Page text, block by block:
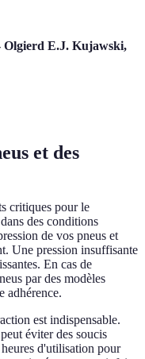
Olgierd E.J. Kujawski,
et des
critiques pour le
des conditions
de vos pneus et
Une pression insuffisante
En cas de
par des modèles
adhérence.
est indispensable.
éviter des soucis
d'utilisation pour